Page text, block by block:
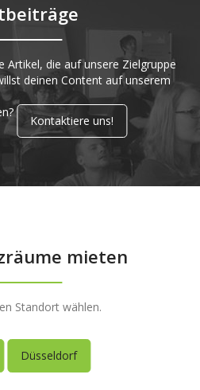
Artikel, die auf unsere Zielgruppe
deinen Content auf unserem
Kontaktiere uns!
mieten
Standort wählen.
Düsseldorf